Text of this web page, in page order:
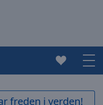
freden i verden!